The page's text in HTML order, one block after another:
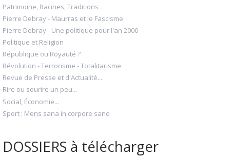
Patrimoine, Racines, Traditions
Pierre Debray - Maurras et le Fascisme
Pierre Debray - Une politique pour l'an 2000
Politique et Religion
République ou Royauté ?
Révolution - Terrorisme - Totalitarisme
Revue de Presse et d'Actualité...
Rire ou sourire un peu...
Social, Économie...
Sport : Mens sana in corpore sano
DOSSIERS à télécharger